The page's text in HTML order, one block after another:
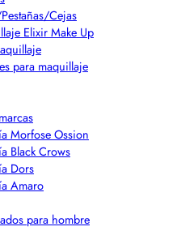
Cejas
Elixir Make Up
para maquillaje
Morfose Ossion
Black Crows
Dors
Amaro
para hombre